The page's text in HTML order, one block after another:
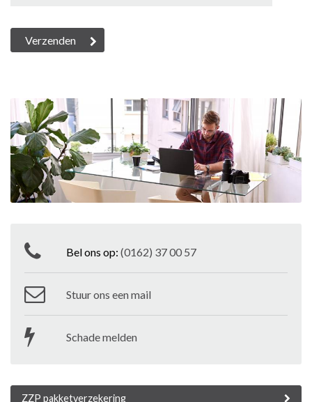
Bel ons op: (0162) 37 00 57
Stuur ons een mail
Schade melden
ZZP pakketverzekering